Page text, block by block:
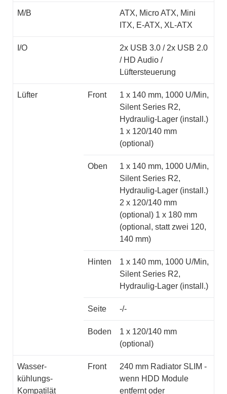
M/B
ATX, Micro ATX, Mini
ITX, E-ATX, XL-ATX
I/O
2x USB 3.0 / 2x USB 2.0
/ HD Audio /
Lüftersteuerung
Lüfter Front
1 x 140 mm, 1000 U/Min,
Silent Series R2,
Hydraulig-Lager (install.)
1 x 120/140 mm
(optional)
Oben
1 x 140 mm, 1000 U/Min,
Silent Series R2,
Hydraulig-Lager (install.)
2 x 120/140 mm
(optional) 1 x 180 mm
(optional, statt zwei 120,
140 mm)
Hinten
1 x 140 mm, 1000 U/Min,
Silent Series R2,
Hydraulig-Lager (install.)
Seite -/-
Boden
1 x 120/140 mm
(optional)
Wasser-
kühlungs-
Kompatilät
Front
240 mm Radiator SLIM -
wenn HDD Module
entfernt oder